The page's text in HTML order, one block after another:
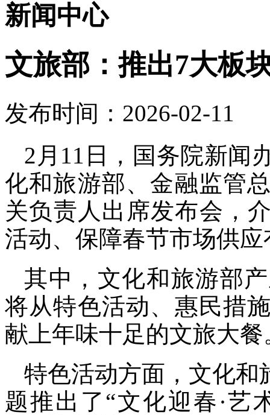
新闻中心
文旅部：推出7大板
发布时间：2026-02-11
2月11日，国务院新闻
化和旅游部、金融监管
关负责人出席发布会，
活动、保障春节市场供
其中，文化和旅游部
将从特色活动、惠民措
献上年味十足的文旅大餐
特色活动方面，文化和
题推出了“文化迎春·艺